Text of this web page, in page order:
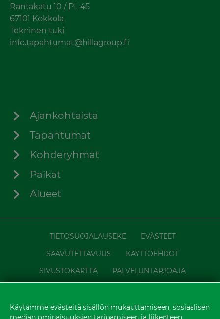
Rantakatu 10 / PL 45
67101 Kokkola
Tekninen tuki
info.tapahtumat@hillagroup.fi
Ajankohtaista
Tapahtumat
Kohderyhmät
Paikat
Alueet
TIETOSUOJALAUSEKE
EVÄSTEET
SAAVUTETTAVUUS
KÄYTTÖEHDOT
SIVUSTOKARTTA
PALVELUNTARJOAJA
Powered by
Käytämme evästeitä sisällön mukauttamiseen, sosiaalisen
median ominaisuuksien tarjoamiseen ja liikenteen